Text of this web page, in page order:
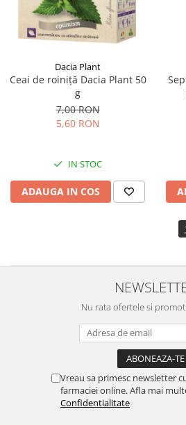
Dacia Plant
Ceai de roiniță Dacia Plant 50
g
7,00 RON
5,60 RON
IN STOC
ADAUGA IN COS
Nu rata ofertele si
Vreau sa primesc newsletter
farmaciei online. Afla mai
Confidentialitate